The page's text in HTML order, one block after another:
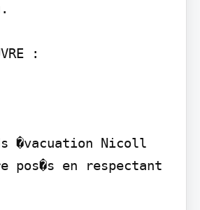
:
�vacuation Nicoll
pos�s en respectant